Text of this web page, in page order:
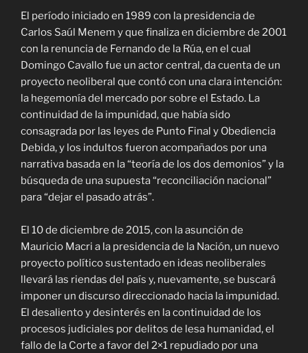
El período iniciado en 1989 con la presidencia de
Carlos Saúl Menem y que finaliza en diciembre de 2001
con la renuncia de Fernando de la Rúa, en el cual
Domingo Cavallo fue un actor central, da cuenta de un
proyecto neoliberal que contó con una clara intención:
la hegemonía del mercado por sobre el Estado. La
continuidad de la impunidad, que había sido
consagrada por las leyes de Punto Final y Obediencia
Debida, y los indultos fueron acompañados por una
narrativa basada en la “teoría de los dos demonios” y la
búsqueda de una supuesta “reconciliación nacional”
para “dejar el pasado atrás”.
El 10 de diciembre de 2015, con la asunción de
Mauricio Macri a la presidencia de la Nación, un nuevo
proyecto político sustentado en ideas neoliberales
llevará las riendas del país y, nuevamente, se buscará
imponer un discurso direccionado hacia la impunidad.
El desaliento y desinterés en la continuidad de los
procesos judiciales por delitos de lesa humanidad, el
fallo de la Corte a favor del 2×1 repudiado por una